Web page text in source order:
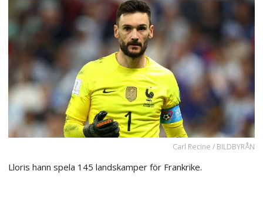
Carl Recine / BILDBYRÅN
Lloris hann spela 145 landskamper för Frankrike.